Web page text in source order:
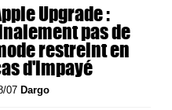
Upgrade :
pas de
restreint en
d'impayé
07 Dargo